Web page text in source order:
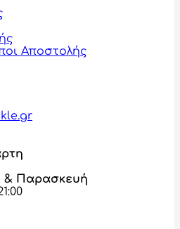
Αποστολής
& Παρασκευή